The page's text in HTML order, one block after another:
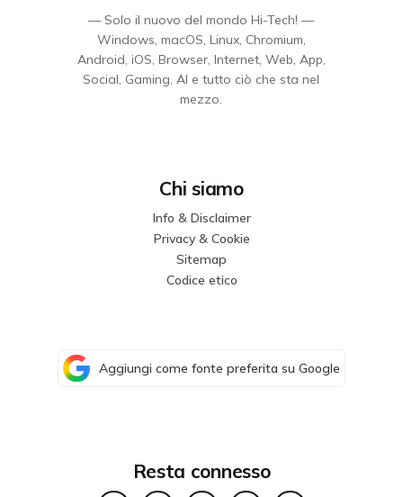
— Solo il nuovo del mondo Hi-Tech! —
Windows, macOS, Linux, Chromium,
Android, iOS, Browser, Internet, Web, App,
Social, Gaming, AI e tutto ciò che sta nel
mezzo.
Chi siamo
Info & Disclaimer
Privacy & Cookie
Sitemap
Codice etico
Aggiungi come fonte preferita su Google
Resta connesso